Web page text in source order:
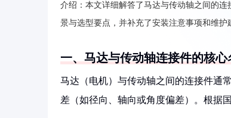
介绍： 本文详细解答了马达与传动轴之间的
景与选型要点，并补充了安装注意事项和维护
一、马达与传动轴连接件的核
马达（电机）与传动轴之间的连接件通
差（如径向、轴向或角度偏差）。根据